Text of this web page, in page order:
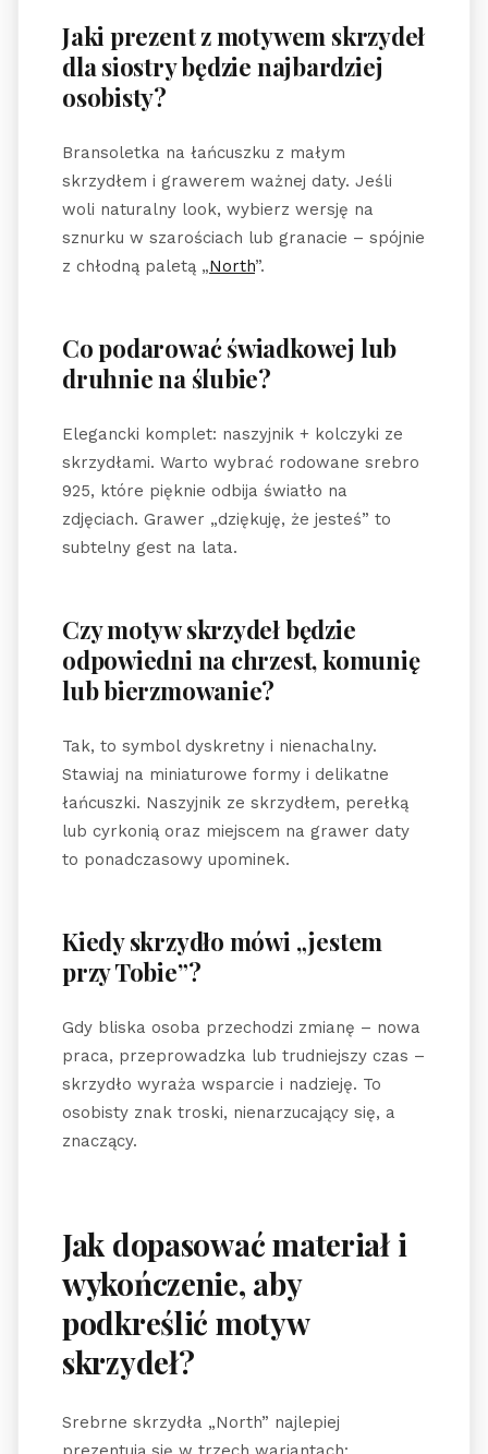
Jaki prezent z motywem skrzydeł
dla siostry będzie najbardziej
osobisty?
Bransoletka na łańcuszku z małym
skrzydłem i grawerem ważnej daty. Jeśli
woli naturalny look, wybierz wersję na
sznurku w szarościach lub granacie – spójnie
z chłodną paletą „North”.
Co podarować świadkowej lub
druhnie na ślubie?
Elegancki komplet: naszyjnik + kolczyki ze
skrzydłami. Warto wybrać rodowane srebro
925, które pięknie odbija światło na
zdjęciach. Grawer „dziękuję, że jesteś” to
subtelny gest na lata.
Czy motyw skrzydeł będzie
odpowiedni na chrzest, komunię
lub bierzmowanie?
Tak, to symbol dyskretny i nienachalny.
Stawiaj na miniaturowe formy i delikatne
łańcuszki. Naszyjnik ze skrzydłem, perełką
lub cyrkonią oraz miejscem na grawer daty
to ponadczasowy upominek.
Kiedy skrzydło mówi „jestem
przy Tobie”?
Gdy bliska osoba przechodzi zmianę – nowa
praca, przeprowadzka lub trudniejszy czas –
skrzydło wyraża wsparcie i nadzieję. To
osobisty znak troski, nienarzucający się, a
znaczący.
Jak dopasować materiał i
wykończenie, aby
podkreślić motyw
skrzydeł?
Srebrne skrzydła „North” najlepiej